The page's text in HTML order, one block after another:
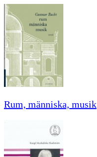
Rum, människa, musik